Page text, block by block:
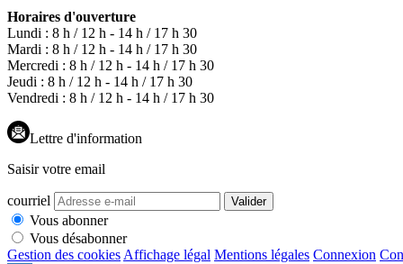
Horaires d'ouverture
Lundi : 8 h / 12 h - 14 h / 17 h 30
Mardi : 8 h / 12 h - 14 h / 17 h 30
Mercredi : 8 h / 12 h - 14 h / 17 h 30
Jeudi : 8 h / 12 h - 14 h / 17 h 30
Vendredi : 8 h / 12 h - 14 h / 17 h 30
Lettre d'information
Saisir votre email
courriel Valider
Vous abonner
Vous désabonner
Gestion des cookies Affichage légal Mentions légales Connexion